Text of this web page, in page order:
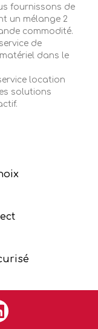
fournissons de
un mélange 2
commodité.
de
dans le
location
solutions